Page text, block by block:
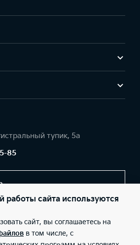
тупик, 5а
85
звонок
АО «РОЛЬФ», Филиал «Центр»
2-й Магистральный тупик, 5а;
85; ИНН: 5047254063; ОГРН:
работы сайта используются
сайт, вы соглашаетесь на
в том числе, с